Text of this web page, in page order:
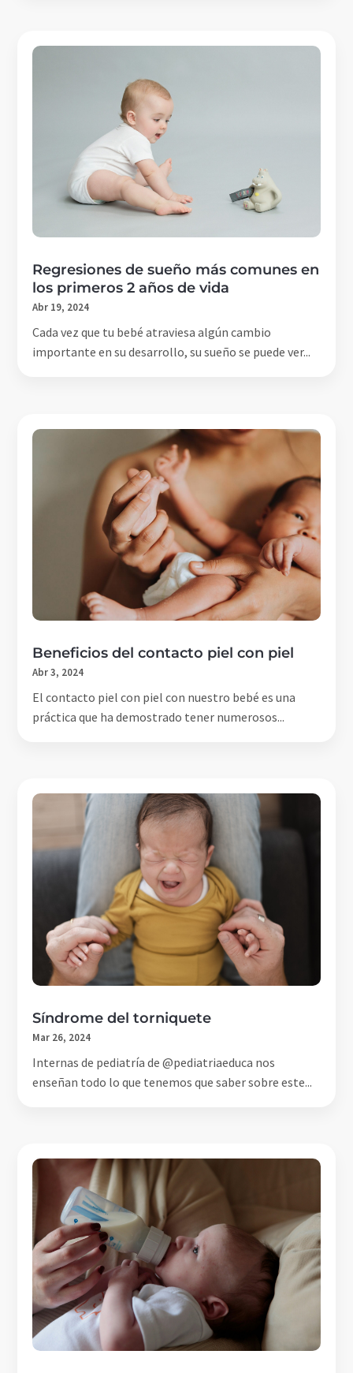
Regresiones de sueño más comunes en
los primeros 2 años de vida
Abr 19, 2024
Cada vez que tu bebé atraviesa algún cambio
importante en su desarrollo, su sueño se puede ver...
Beneficios del contacto piel con piel
Abr 3, 2024
El contacto piel con piel con nuestro bebé es una
práctica que ha demostrado tener numerosos...
Síndrome del torniquete
Mar 26, 2024
Internas de pediatría de @pediatriaeduca nos
enseñan todo lo que tenemos que saber sobre este...